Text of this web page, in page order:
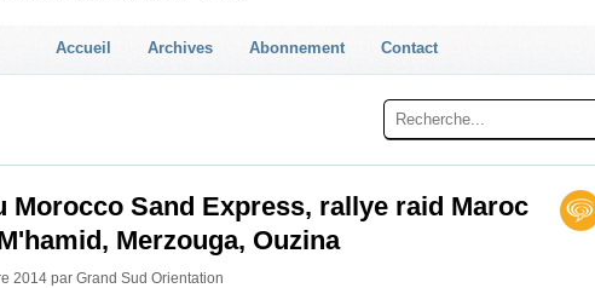
Accueil Archives Abonnement Contact
Morocco Sand Express, rallye raid Maroc
Merzouga, Ouzina
2014 par Grand Sud Orientation